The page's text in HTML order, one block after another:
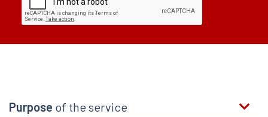
Purpose of the service